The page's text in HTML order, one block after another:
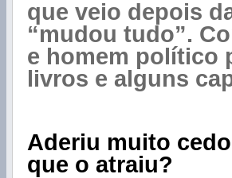
que veio depois
“mudou tudo”.
e homem político
livros e alguns
Aderiu muito
que o atraiu?